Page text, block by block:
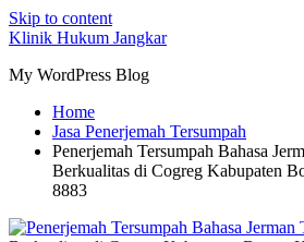
Skip to content
Klinik Hukum Jangkar
My WordPress Blog
Home
Jasa Penerjemah Tersumpah
Penerjemah Tersumpah Bahasa
Berkualitas di Cogreg Kabupaten
8883